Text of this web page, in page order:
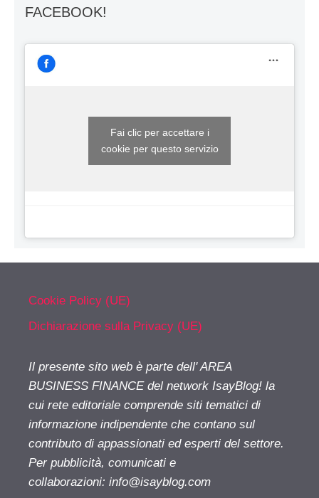
FACEBOOK!
Fai clic per accettare i
cookie per questo servizio
Cookie Policy (UE)
Dichiarazione sulla Privacy (UE)
Il presente sito web è parte dell' AREA
BUSINESS FINANCE del network IsayBlog! la
cui rete editoriale comprende siti tematici di
informazione indipendente che contano sul
contributo di appassionati ed esperti del settore.
Per pubblicità, comunicati e
collaborazioni: info@isayblog.com